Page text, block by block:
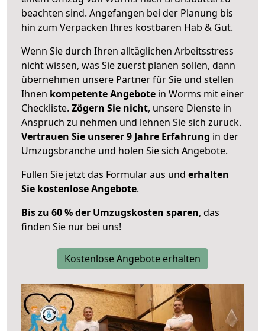
beachten sind. Angefangen bei der Planung bis
hin zum Verpacken Ihres kostbaren Hab & Gut.
Wenn Sie durch Ihren alltäglichen Arbeitsstress
nicht wissen, was Sie zuerst planen sollen, dann
übernehmen unsere Partner für Sie und stellen
Ihnen kompetente Angebote in Worms mit einer
Checkliste. Zögern Sie nicht, unsere Dienste in
Anspruch zu nehmen und lehnen Sie sich zurück.
Vertrauen Sie unserer 9 Jahre Erfahrung in der
Umzugsbranche und holen Sie sich Angebote.
Füllen Sie jetzt das Formular aus und erhalten
Sie kostenlose Angebote.
Bis zu 60 % der Umzugskosten sparen, das
finden Sie nur bei uns!
Kostenlose Angebote erhalten